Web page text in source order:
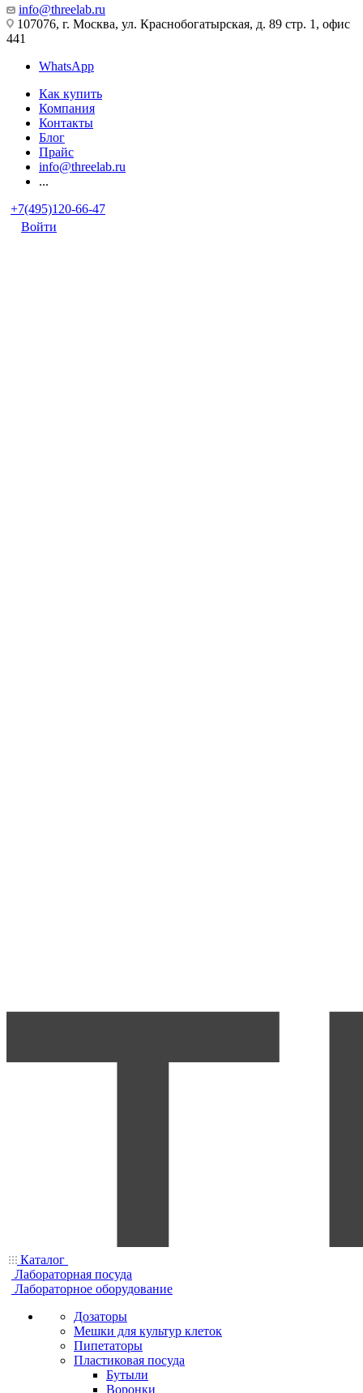
info@threelab.ru
107076, г. Москва, ул. Краснобогатырская, д. 89 стр. 1, офис
441
WhatsApp
Как купить
Компания
Контакты
Блог
Прайс
info@threelab.ru
...
+7(495)120-66-47
Войти
Каталог
Лабораторная посуда
Лабораторное оборудование
Дозаторы
Мешки для культур клеток
Пипетаторы
Пластиковая посуда
Бутыли
Воронки